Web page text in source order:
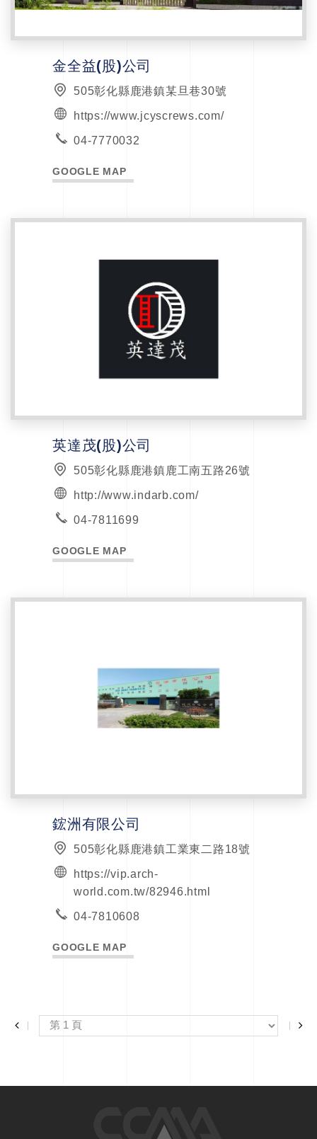
金全益(股)公司
505彰化縣鹿港鎮某旦巷30號
https://www.jcyscrews.com/
04-7770032
GOOGLE MAP
英達茂(股)公司
505彰化縣鹿港鎮鹿工南五路26號
http://www.indarb.com/
04-7811699
GOOGLE MAP
鋐洲有限公司
505彰化縣鹿港鎮工業東二路18號
https://vip.arch-
world.com.tw/82946.html
04-7810608
GOOGLE MAP